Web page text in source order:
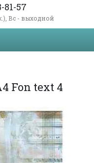
81-57
Вс - выходной
Fon text 4